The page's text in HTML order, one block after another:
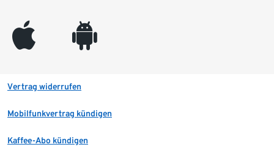
appleinc android
Vertrag widerrufen
Mobilfunkvertrag kündigen
Kaffee-Abo kündigen